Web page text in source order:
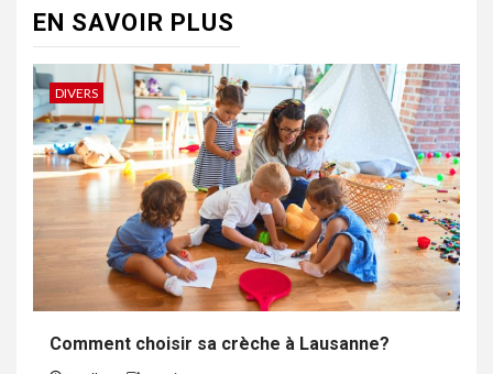
EN SAVOIR PLUS
DIVERS
Comment choisir sa crèche à Lausanne?